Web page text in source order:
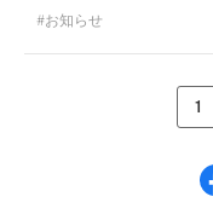
お知らせ
1